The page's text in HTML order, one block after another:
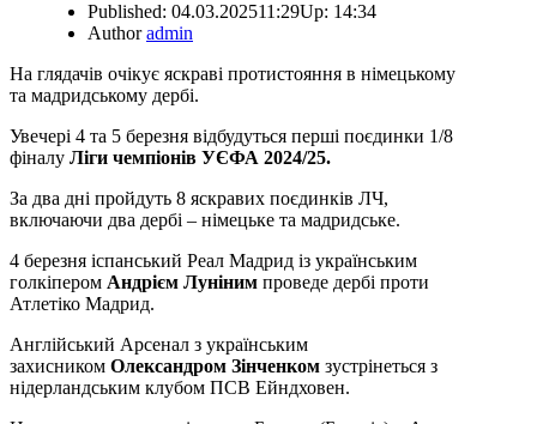
Published: 04.03.202511:29Up: 14:34
Authoradmin
На глядачів очікує яскраві протистояння в німецькому
та мадридському дербі.
Увечері 4 та 5 березня відбудуться перші поєдинки 1/8
фіналу Ліги чемпіонів УЄФА 2024/25.
За два дні пройдуть 8 яскравих поєдинків ЛЧ,
включаючи два дербі – німецьке та мадридське.
4 березня іспанський Реал Мадрид із українським
голкіпером Андрієм Луніним проведе дербі проти
Атлетіко Мадрид.
Англійський Арсенал з українським
захисником Олександром Зінченком зустрінеться з
нідерландським клубом ПСВ Ейндховен.